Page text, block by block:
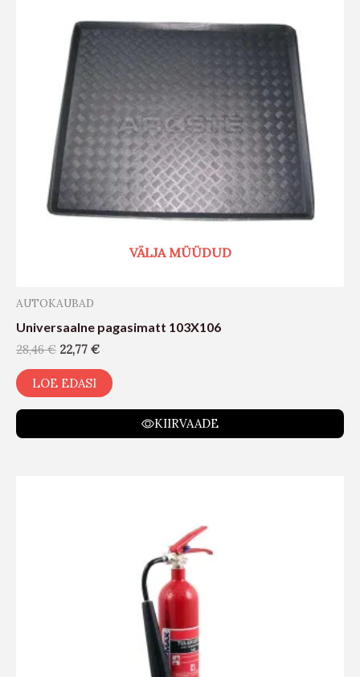
VÄLJA MÜÜDUD
AUTOKAUBAD
Universaalne pagasimatt 103X106
28,46€ 22,77 €
LOE EDASI
KIIRVAADE